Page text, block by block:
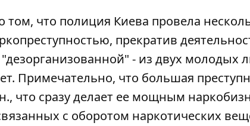
что полиция Киева провела
, прекратив
- из двух молодых
Примечательно, что большая
что сразу делает ее мощным
с оборотом наркотических